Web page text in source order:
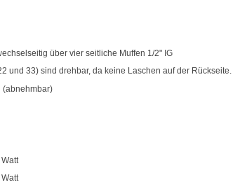
über vier seitliche Muffen 1/2" IG
und 33) sind drehbar, da keine Laschen auf der Rückseite.
(abnehmbar)